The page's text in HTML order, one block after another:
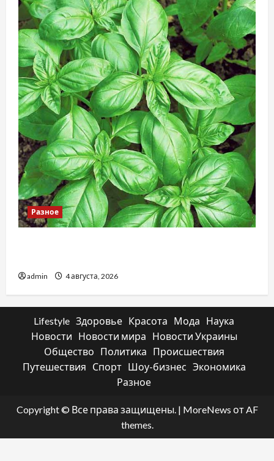
Разное
admin 4 августа, 2026
Lifestyle Здоровье Красота Мода
Наука
Новости
Новости мира
Новости Украины
Общество
Политика
Происшествия
Путешествия
Спорт Шоу-бизнес Экономика
Разное
Copyright © Все права защищены. | MoreNews от AF
themes.